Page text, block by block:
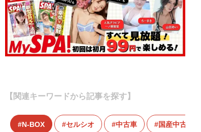
【関連キーワードから記事を探す】
N-BOX セルシオ 中古車 国産中古車